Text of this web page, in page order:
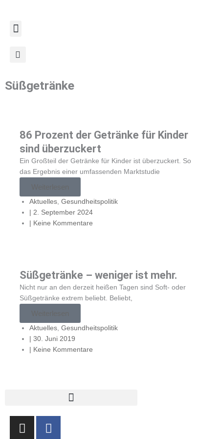
springen
Süßgetränke
86 Prozent der Getränke für Kinder
sind überzuckert
Ein Großteil der Getränke für Kinder ist überzuckert. So
das Ergebnis einer umfassenden Marktstudie
Weiterlesen
Aktuelles, Gesundheitspolitik
2. September 2024
Keine Kommentare
Süßgetränke – weniger ist mehr.
Nicht nur an den derzeit heißen Tagen sind Soft- oder
Süßgetränke extrem beliebt. Beliebt,
Weiterlesen
Aktuelles Gesundheitspolitik
| 30. Juni 2019
| Keine Kommentare
I
n
F
a